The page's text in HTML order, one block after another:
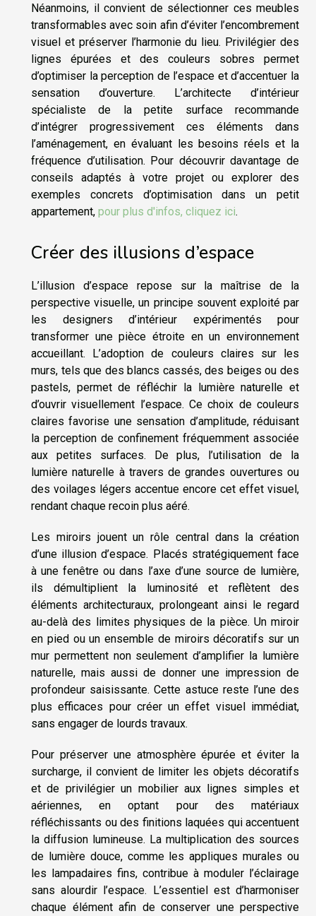
Néanmoins, il convient de sélectionner ces meubles
transformables avec soin afin d’éviter l’encombrement
visuel et préserver l’harmonie du lieu. Privilégier des
lignes épurées et des couleurs sobres permet
d’optimiser la perception de l’espace et d’accentuer la
sensation d’ouverture. L’architecte d’intérieur
spécialiste de la petite surface recommande
d’intégrer progressivement ces éléments dans
l’aménagement, en évaluant les besoins réels et la
fréquence d’utilisation. Pour découvrir davantage de
conseils adaptés à votre projet ou explorer des
exemples concrets d’optimisation dans un petit
appartement, pour plus d'infos, cliquez ici.
Créer des illusions d’espace
L’illusion d’espace repose sur la maîtrise de la
perspective visuelle, un principe souvent exploité par
les designers d’intérieur expérimentés pour
transformer une pièce étroite en un environnement
accueillant. L’adoption de couleurs claires sur les
murs, tels que des blancs cassés, des beiges ou des
pastels, permet de réfléchir la lumière naturelle et
d’ouvrir visuellement l’espace. Ce choix de couleurs
claires favorise une sensation d’amplitude, réduisant
la perception de confinement fréquemment associée
aux petites surfaces. De plus, l’utilisation de la
lumière naturelle à travers de grandes ouvertures ou
des voilages légers accentue encore cet effet visuel,
rendant chaque recoin plus aéré.
Les miroirs jouent un rôle central dans la création
d’une illusion d’espace. Placés stratégiquement face
à une fenêtre ou dans l’axe d’une source de lumière,
ils démultiplient la luminosité et reflètent des
éléments architecturaux, prolongeant ainsi le regard
au-delà des limites physiques de la pièce. Un miroir
en pied ou un ensemble de miroirs décoratifs sur un
mur permettent non seulement d’amplifier la lumière
naturelle, mais aussi de donner une impression de
profondeur saisissante. Cette astuce reste l’une des
plus efficaces pour créer un effet visuel immédiat,
sans engager de lourds travaux.
Pour préserver une atmosphère épurée et éviter la
surcharge, il convient de limiter les objets décoratifs
et de privilégier un mobilier aux lignes simples et
aériennes, en optant pour des matériaux
réfléchissants ou des finitions laquées qui accentuent
la diffusion lumineuse. La multiplication des sources
de lumière douce, comme les appliques murales ou
les lampadaires fins, contribue à moduler l’éclairage
sans alourdir l’espace. L’essentiel est d’harmoniser
chaque élément afin de conserver une perspective